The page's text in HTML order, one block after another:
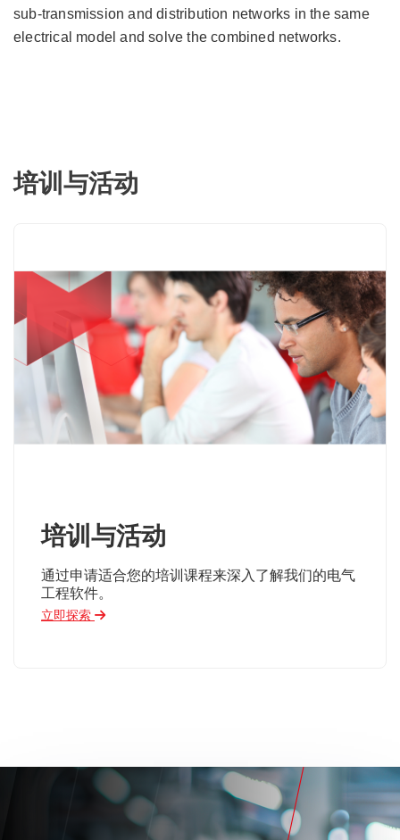
sub-transmission and distribution networks in the same
electrical model and solve the combined networks.
培训与活动
培训与活动
通过申请适合您的培训课程来深入了解我们的电气
工程软件。
立即探索